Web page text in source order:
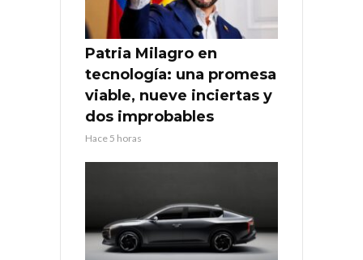
Patria Milagro en
tecnología: una promesa
viable, nueve inciertas y
dos improbables
Hace 5 horas